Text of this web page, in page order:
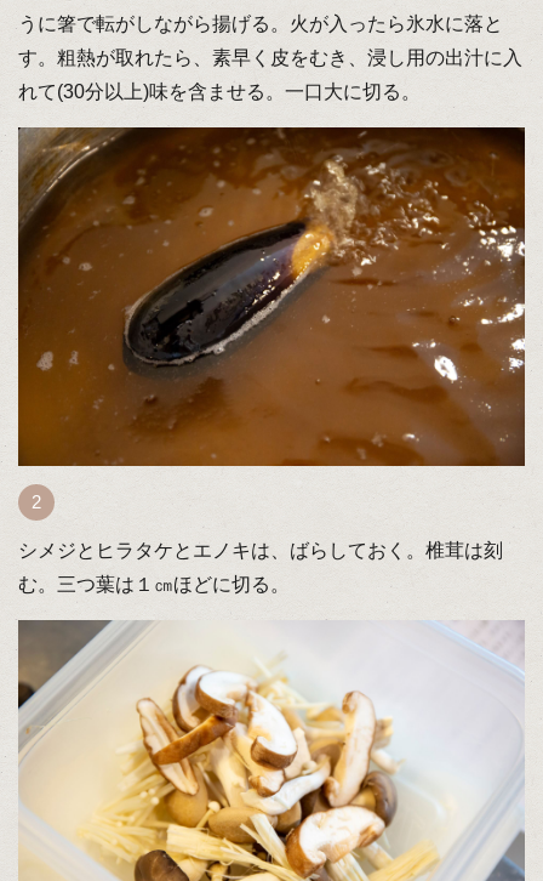
うに箸で転がしながら揚げる。火が入ったら氷水に落と
す。粗熱が取れたら、素早く皮をむき、浸し用の出汁に入
れて(30分以上)味を含ませる。一口大に切る。
シメジとヒラタケとエノキは、ばらしておく。椎茸は刻
む。三つ葉は１㎝ほどに切る。